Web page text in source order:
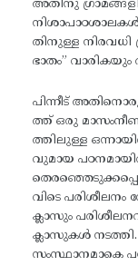
അതിനു
നിശാപാഠശാലകൾ
തിനുള്ള നിരവധി
ഭാതം” വാരികയും
പിന്നീട് അതിനൊരു
ത്ത് ഒരു
ത്തിലുള്ള
വുമായ
വിടെ പരിശീലനം
ക്ലാസും
ക്ലാസുകൾ നടത്തി.
സംസ്ഥാനമാകെ